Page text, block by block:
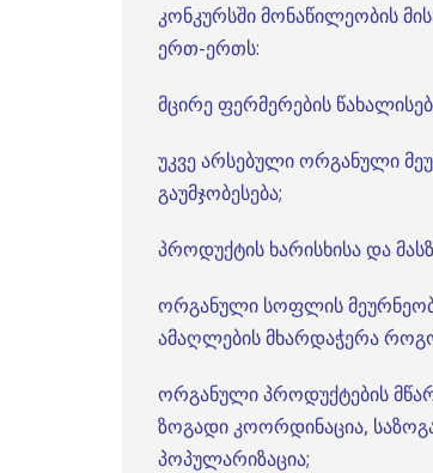
კონკურსში მონაწილეობის
ერთ-ერთს:
მცირე ფერმერების
უკვე არსებული ორგანული
გაუმჯობესება;
პროდუქტის ხარისხისა და
ორგანული სოფლის
ამაღლების მხარდაჭერა
ორგანული პროდუქტების
ზოგადი კოორდინაცია,
პოპულარიზაცია;